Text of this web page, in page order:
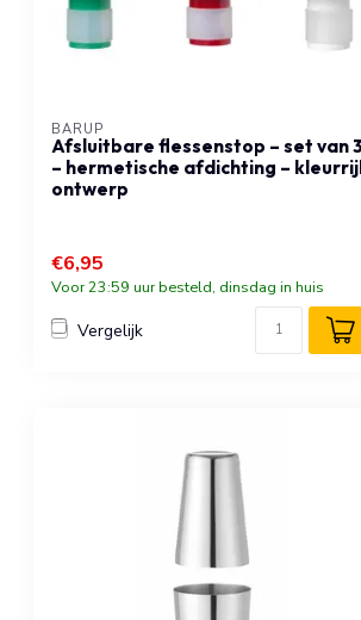
BARUP
Afsluitbare flessenstop – set van 3
– hermetische afdichting –
ontwerp
€6,95
Voor 23:59 uur besteld, dinsdag in huis
Vergelijk